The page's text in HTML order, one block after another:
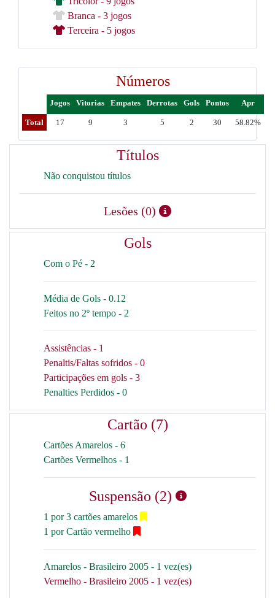
Branca - 3 jogos
Terceira - 5 jogos
Números
Jogos Vitorias Empates Derrotas Gols Pontos Apr
Total 17 9 3 5 2 30 58.82%
Títulos
Não conquistou títulos
Lesões (0)
Gols
Com o Pé - 2
Média de Gols - 0.12
Feitos no 2º tempo - 2
Assistências - 1
Penaltis/Faltas sofridos - 0
Participações em gols - 3
Penalties Perdidos - 0
Cartão (7)
Cartões Amarelos - 6
Cartões Vermelhos - 1
Suspensão (2)
1 por 3 cartões amarelos
1 por Cartão vermelho
Amarelos - Brasileiro 2005 - 1 vez(es)
Vermelho - Brasileiro 2005 - 1 vez(es)